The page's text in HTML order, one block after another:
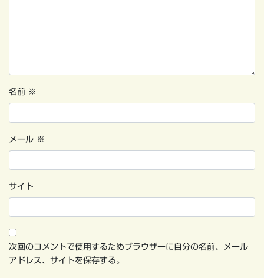
名前 ※
メール ※
サイト
次回のコメントで使用するためブラウザーに自分の名前、メール
アドレス、サイトを保存する。